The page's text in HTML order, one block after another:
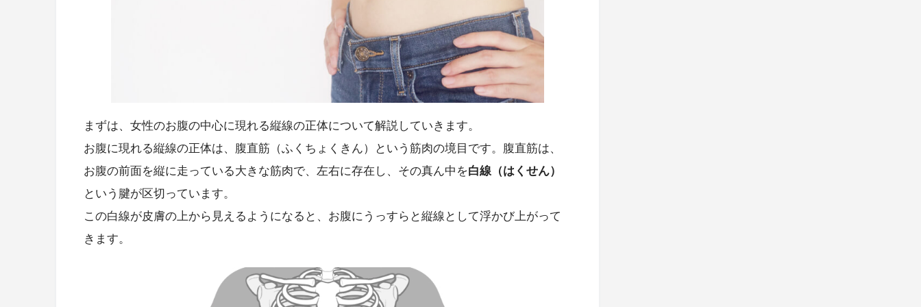
まずは、女性のお腹の中心に現れる縦線の正体について解説していきます。
お腹に現れる縦線の正体は、腹直筋（ふくちょくきん）という筋肉の境目です。腹直筋は、
お腹の前面を縦に走っている大きな筋肉で、左右に存在し、その真ん中を白線（はくせん）
という腱が区切っています。
この白線が皮膚の上から見えるようになると、お腹にうっすらと縦線として浮かび上がって
きます。